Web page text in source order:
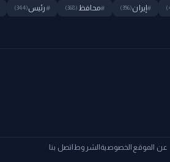
#إيران(396)
#محافظ (368)
#رئيس(344)
عن الموقع الخصوصية الشروط اتصل بنا